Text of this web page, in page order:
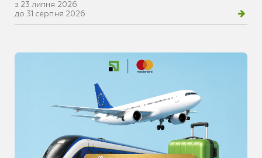
з 23 липня 2026
до 31 серпня 2026